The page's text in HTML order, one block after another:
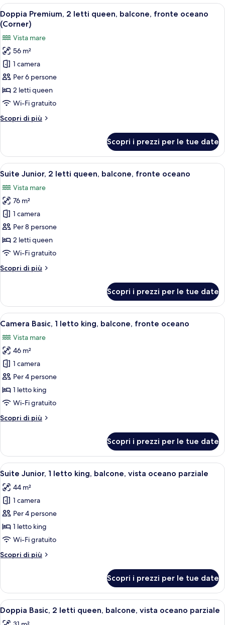
letti
queen,
balcone,
fronte
oceano
Apri
tutte
le
foto
per
Doppia
Premium,
2
letti
balcone,
(Corner)
Una camera d'albergo con due letti,
2
Doppia Premium, 2 letti queen, balcone, fronte oceano
(Corner)
Vista mare
56 m²
1 camera
Per 6 persone
2 letti queen
Wi-Fi gratuito
Scopri di più
Altri
Premium,
letti
balcone,
fronte
oceano
(Corner)
Scopri i prezzi per le tue date
Apri
tutte
le
foto
per
Suite
Junior,
2
queen,
oceano
Una moderna camera d'albergo con
6
Suite Junior, 2 letti queen, balcone, fronte oceano
Vista mare
76 m²
1 camera
Per 8 persone
2 letti queen
Wi-Fi gratuito
Scopri di più
Altri
Junior,
letti
balcone,
fronte
oceano
Scopri i prezzi per le tue date
Apri
tutte
le
foto
per
Camera
Basic,
1
king,
oceano
Una camera d'albergo con un
7
Camera Basic, 1 letto king, balcone, fronte oceano
Vista mare
46 m²
1 camera
Per 4 persone
1 letto king
Wi-Fi gratuito
Scopri di più
Altri
Basic,
letto
balcone,
fronte
Scopri i prezzi per le tue date
Apri
tutte
le
foto
per
Suite
Junior,
letto
vista
oceano
parziale
Una camera d'hotel con un letto
5
Suite Junior, 1 letto king, balcone, vista oceano parziale
44 m²
1 camera
Per 4 persone
1 letto king
Wi-Fi gratuito
Scopri di più
Altri
Junior,
letto
king,
Scopri i prezzi per le tue date
Apri
tutte
Una camera d'albergo con un letto,
7
Doppia Basic, 2 letti queen, balcone, vista oceano parziale